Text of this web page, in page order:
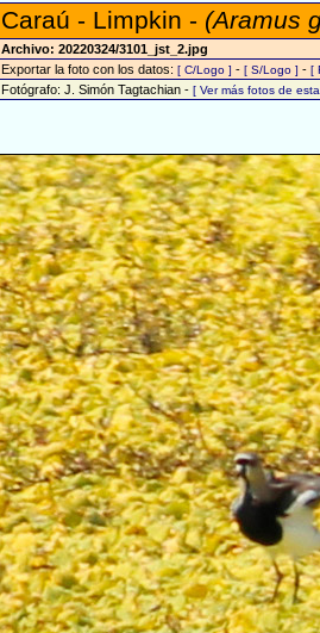
Caraú - Limpkin - (Aramus
Archivo: 20220324/3101_jst_2.jpg
Exportar la foto con los datos: [ C/Logo ] - [ S/Logo ] - [
Fotógrafo: J. Simón Tagtachian - [ Ver más fotos de